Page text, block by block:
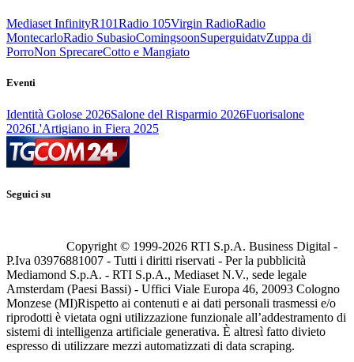
Mediaset InfinityR101Radio 105Virgin RadioRadio
MontecarloRadio SubasioComingsoonSuperguidatvZuppa di
PorroNon SprecareCotto e Mangiato
Eventi
Identità Golose 2026Salone del Risparmio 2026Fuorisalone
2026L'Artigiano in Fiera 2025
Seguici su
Copyright © 1999-2026 RTI S.p.A. Business Digital -
P.Iva 03976881007 - Tutti i diritti riservati - Per la pubblicità
Mediamond S.p.A. - RTI S.p.A., Mediaset N.V., sede legale
Amsterdam (Paesi Bassi) - Uffici Viale Europa 46, 20093 Cologno
Monzese (MI)Rispetto ai contenuti e ai dati personali trasmessi e/o
riprodotti è vietata ogni utilizzazione funzionale all’addestramento di
sistemi di intelligenza artificiale generativa. È altresì fatto divieto
espresso di utilizzare mezzi automatizzati di data scraping.